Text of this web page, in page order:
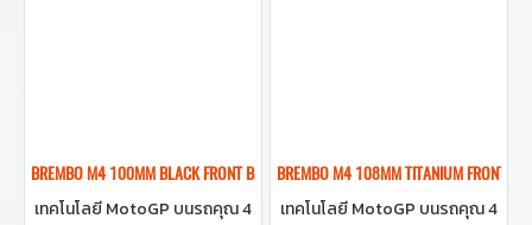
BREMBO M4 100MM BLACK FRONT BRAKE CALIPER ปั๊มเบรคเบรมโบ้สีดำ
เทคโนโลยี MotoGP บนรถคุณ 4
BREMBO M4 108MM TITANIUM
เทคโนโลยี MotoGP บนรถคุณ 4